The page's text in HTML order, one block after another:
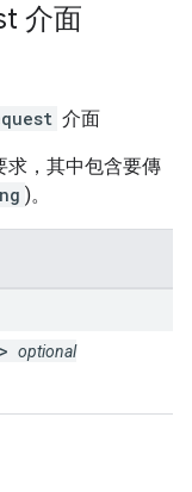
介面
介面
求，其中包含要傳
)。
> optional